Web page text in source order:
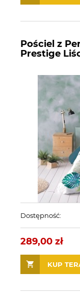
Pościel z
Prestige
Dostępność:
289,00 zł
KUP